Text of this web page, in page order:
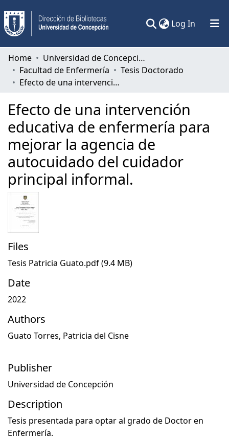
Log In (current)
Communities & Collections
All of DSpace
Home
Universidad de Concepción
Facultad de Enfermería
Tesis Doctorado
Efecto de una intervención educativa de enfermería para mejorar la agencia de autocuidado del cuidador principal informal.
Efecto de una intervención
educativa de enfermería para
mejorar la agencia de
autocuidado del cuidador
principal informal.
Files
Tesis Patricia Guato.pdf(9.4 MB)
Date
2022
Authors
Guato Torres, Patricia del Cisne
Publisher
Universidad de Concepción
Description
Tesis presentada para optar al grado de Doctor en
Enfermería.